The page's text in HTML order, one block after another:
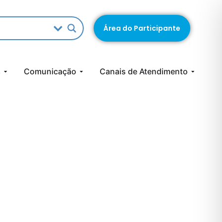
Área do Participante
Comunicação Canais de Atendimento